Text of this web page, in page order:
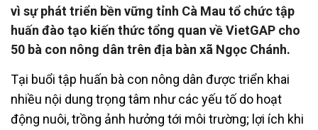
vì sự phát triển bền vững tỉnh Cà Mau tổ chức tập
huấn đào tạo kiến thức tổng quan về VietGAP cho
50 bà con nông dân trên địa bàn xã Ngọc Chánh.
Tại buổi tập huấn bà con nông dân được triển khai
nhiều nội dung trọng tâm như các yếu tố do hoạt
động nuôi, trồng ảnh hưởng tới môi trường; lợi ích khi